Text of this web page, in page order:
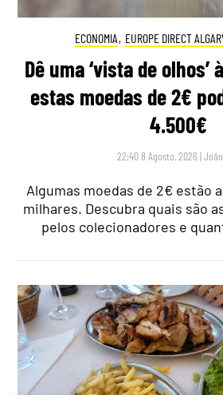
ECONOMIA, EUROPE DIRECT
Dê uma ‘vista de
estas moedas de 2€
4.500€
22:40 8 Agosto, 2026 |
Algumas moedas de 2€ estão
milhares. Descubra quais são
pelos colecionadores e